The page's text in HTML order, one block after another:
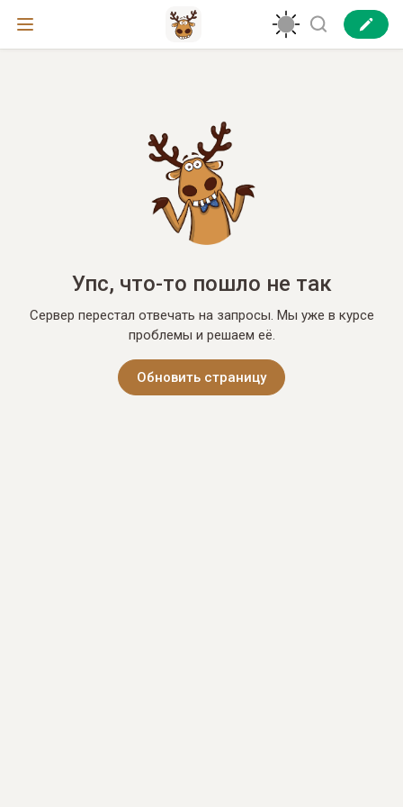
Упс, что-то пошло не так
Сервер перестал отвечать на запросы. Мы уже в курсе
проблемы и решаем её.
Обновить страницу